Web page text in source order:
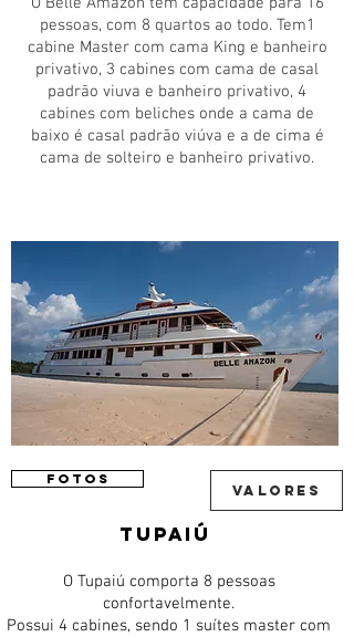
pessoas, com 8 quartos ao todo. Tem1
cabine Master com cama King e banheiro
privativo, 3 cabines com cama de casal
padrão viuva e banheiro privativo, 4
cabines com beliches onde a cama de
baixo é casal padrão viúva e a de cima é
cama de solteiro e banheiro privativo.
FOTOS
VALORES
TUPAIÚ
O Tupaiú comporta 8 pessoas
confortavelmente.
Possui 4 cabines, sendo 1 suítes master com